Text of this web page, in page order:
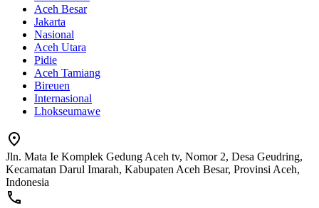
Aceh Besar
Jakarta
Nasional
Aceh Utara
Pidie
Aceh Tamiang
Bireuen
Internasional
Lhokseumawe
Jln. Mata Ie Komplek Gedung Aceh tv, Nomor 2, Desa Geudring,
Kecamatan Darul Imarah, Kabupaten Aceh Besar, Provinsi Aceh,
Indonesia